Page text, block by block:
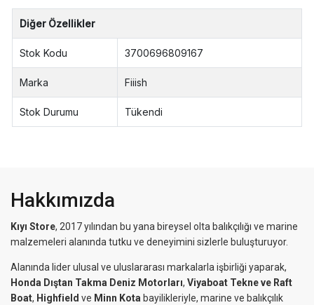
Diğer Özellikler
Stok Kodu 3700696809167
Marka Fiiish
Stok Durumu Tükendi
Hakkımızda
Kıyı Store, 2017 yılından bu yana bireysel olta balıkçılığı ve marine
malzemeleri alanında tutku ve deneyimini sizlerle buluşturuyor.
Alanında lider ulusal ve uluslararası markalarla işbirliği yaparak,
Honda Dıştan Takma Deniz Motorları, Viyaboat Tekne ve Raft
Boat, Highfield ve Minn Kota bayilikleriyle, marine ve balıkçılık